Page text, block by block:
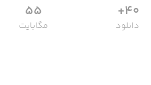
40+
دانلود
55
مگابایت